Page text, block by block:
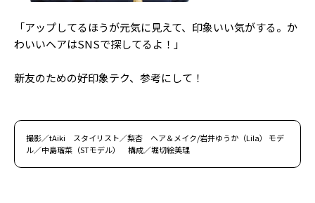
「アップしてるほうが元気に見えて、印象いい気がする。か
わいいヘアはSNSで探してるよ！」
新友のための好印象テク、参考にして！
撮影／tAiki スタイリスト／梨杏 ヘア＆メイク/岩井ゆうか（Lila） モデ
ル／中島瑠菜（STモデル） 構成／堀切絵美理